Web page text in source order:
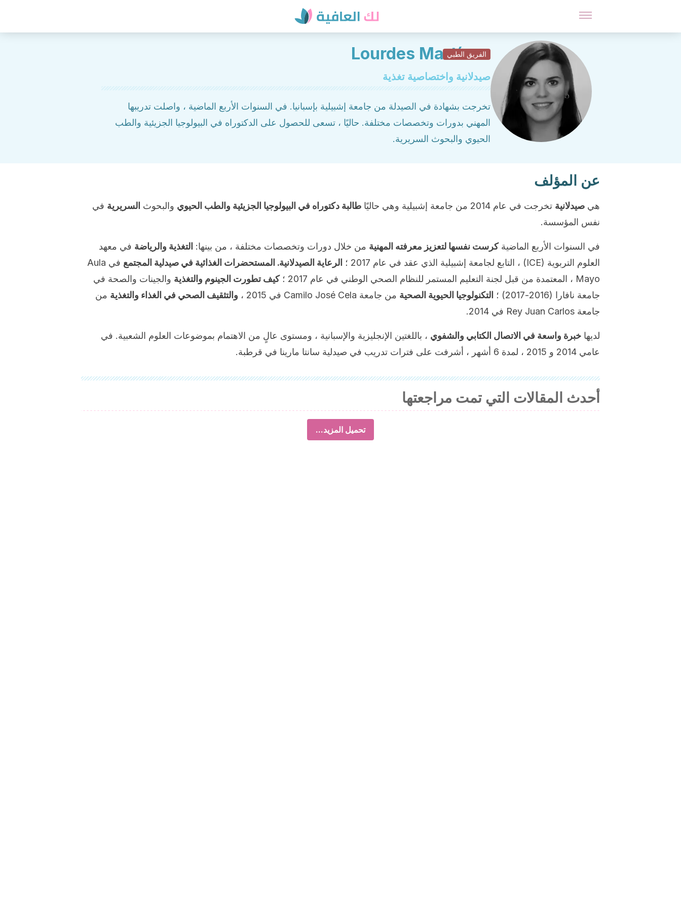
Lourdes Martínez
الفريق الطبي
صيدلانية واختصاصية تغذية
تخرجت بشهادة في الصيدلة من جامعة إشبيلية بإسبانيا. في السنوات الأربع الماضية ، واصلت تدريبها
المهني بدورات وتخصصات مختلفة. حاليًا ، تسعى للحصول على الدكتوراه في البيولوجيا الجزيئية والطب
الحيوي والبحوث السريرية.
عن المؤلف
هي صيدلانية تخرجت في عام 2014 من جامعة إشبيلية وهي حاليًا طالبة دكتوراه في البيولوجيا الجزيئية والطب الحيوي والبحوث السريرية في
نفس المؤسسة.
في السنوات الأربع الماضيةكرست نفسها لتعزيز معرفته المهنية من خلال دورات وتخصصات مختلفة ، من بينها: التغذية والرياضة في معهد
العلوم التربوية (ICE) ، التابع لجامعة إشبيلية الذي عقد في عام 2017 ؛
الرعاية الصيدلانية. المستحضرات الغذائية في صيدلية المجتمع
في Aula
Mayo ، المعتمدة من قبل لجنة التعليم المستمر
للنظام الصحي الوطني في عام 2017 ؛ كيف تطورت الجينوم والتغذية والجينات والصحة في
جامعة نافارا (2016-2017) ؛
التكنولوجيا الحيوية الصحية من جامعة Camilo José Cela في 2015 ، والتثقيف الصحي في الغذاء والتغذية من
جامعة Rey Juan Carlos في 2014.
لديها خبرة واسعة في الاتصال الكتابي والشفوي ، باللغتين الإنجليزية والإسبانية ، ومستوى عالٍ من الاهتمام بموضوعات العلوم الشعبية. في
عامي 2014 و 2015 ، لمدة 6 أشهر ، أشرفت على فترات تدريب في صيدلية سانتا مارينا في قرطبة.
أحدث المقالات التي تمت مراجعتها
تحميل المزيد...